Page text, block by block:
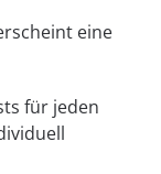
eine
für jeden